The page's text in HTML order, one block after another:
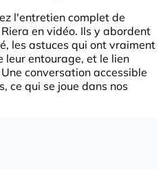
l'entretien complet de
en vidéo. Ils y abordent
les astuces qui ont vraiment
leur entourage, et le lien
conversation accessible
ce qui se joue dans nos